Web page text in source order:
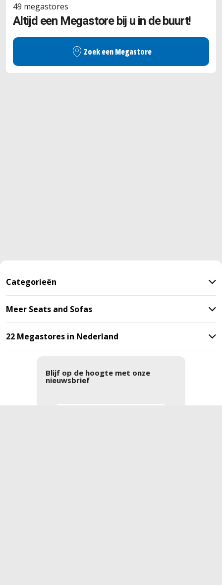
49 megastores
Altijd een Megastore bij u in de buurt!
Zoek een Megastore
Categorieën
Meer Seats and Sofas
22 Megastores in Nederland
Blijf op de hoogte met onze
nieuwsbrief